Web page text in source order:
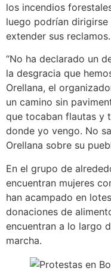
los incendios
luego podrían
extender sus reclamos.
“No ha declarado un
la desgracia que
Orellana, el
un camino sin
que tocaban flautas y
donde yo vengo. No
Orellana sobre su
En el grupo de
encuentran mujeres
han acampado en
donaciones de
encuentran a lo largo
marcha.